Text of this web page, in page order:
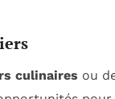
culinaires ou